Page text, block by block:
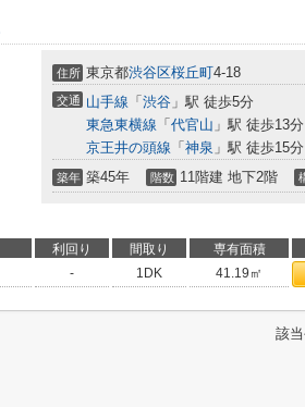
住所 東京都渋谷区桜丘町4-18
交通 山手線 「 渋谷 」駅 徒歩5分
東急東横線 「 代官山 」駅 徒歩13分
京王井の頭線 「 神泉 」駅 徒歩15分
築年 築45年 階数 11階建 地下2階
利回り 間取り 専有面積
- 1DK 41.19㎡
該